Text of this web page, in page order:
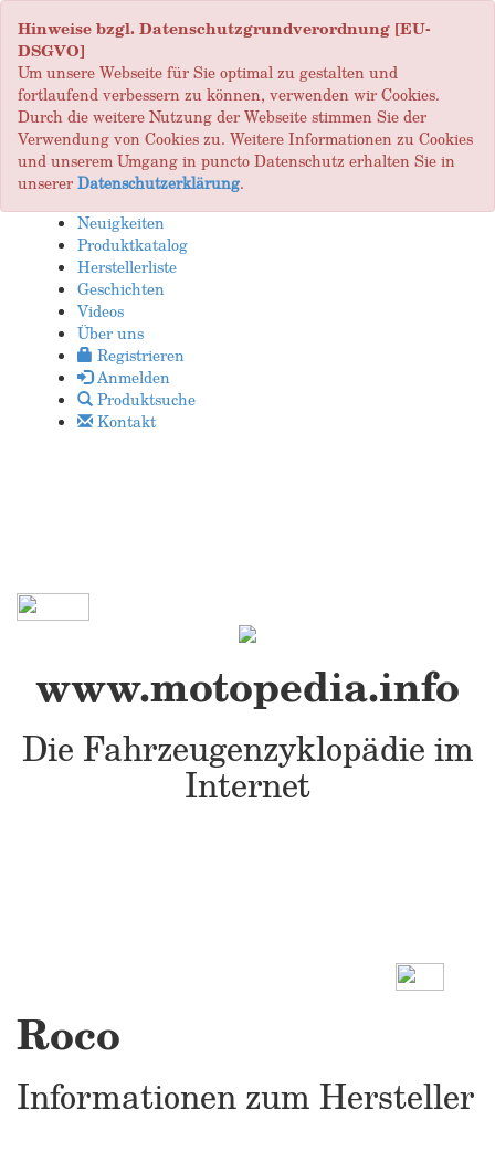
Hinweise bzgl. Datenschutzgrundverordnung [EU-
DSGVO]
Um unsere Webseite für Sie optimal zu gestalten und
fortlaufend verbessern zu können, verwenden wir Cookies.
Durch die weitere Nutzung der Webseite stimmen Sie der
Verwendung von Cookies zu. Weitere Informationen zu Cookies
und unserem Umgang in puncto Datenschutz erhalten Sie in
unsererDatenschutzerklärung.
Neuigkeiten
Produktkatalog
Herstellerliste
Geschichten
Videos
Über uns
Registrieren
Anmelden
Produktsuche
Kontakt
www.motopedia.info
Die Fahrzeugenzyklopädie im
Internet
Roco
Informationen zum Hersteller